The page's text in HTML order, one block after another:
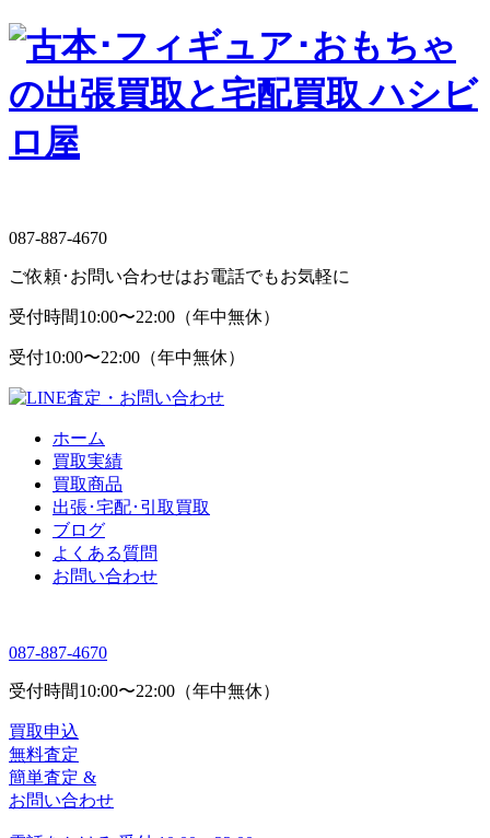
087-887-4670
ご依頼･お問い合わせはお電話でもお気軽に
受付時間10:00〜22:00（年中無休）
受付10:00〜22:00（年中無休）
ホーム
買取実績
買取商品
出張･宅配･引取買取
ブログ
よくある質問
お問い合わせ
087-887-4670
受付時間10:00〜22:00（年中無休）
買取申込
無料査定
簡単査定 &
お問い合わせ